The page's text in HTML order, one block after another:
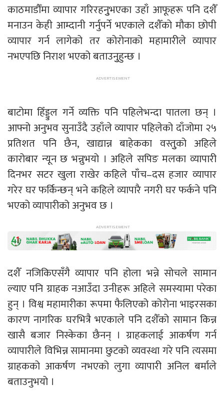
काठमाडौँमा व्यापार गरिरहनुुभएका उहाँ आफूहरू पनि दशैँ
मनाउन केही आम्दानी गर्नुपर्ने भएकाले दशैँको मौका छोपी
व्यापार गर्न लागेको तर कोरोनाको महामारीले व्यापार
नभएपछि निराश भएको बताउनुुहुन्छ ।
बाटोमा हिँड्डुल गर्ने व्यक्ति पनि पहिलेभन्दा पातला छन् ।
आफ्नो अनुभव सुनाउँदै उहाँले व्यापार पहिलेको दाँजोमा २५
प्रतिशत पनि छैन, खाद्यान्न बाहेकका वस्तुुको अहिले
कारोबार न्यून छ भन्नुभयो । अहिले सपिङ मलका व्यापारी
दिनभर सटर खुला राखेर कहिले पाँच–दस हजार व्यापार
गरेर घर फर्किन्छन् भने कहिले व्यापारै नगरी घर फर्कने पनि
भएको व्यापारीको अनुभव छ ।
दशैँ नजिकिएसँगै व्यापार पनि होला भन्ने सोचले सामान
ल्याए पनि ग्राहक नआउँदा उनीहरू अहिले समस्यामा परेका
हुन् । विश्व महामारीका रूपमा फैलिएको कोरोना भाइरसका
कारण नागरिक घरभित्रै भएकाले पनि दशैँको सामान किन्न
खासै बजार निस्केका छैनन् । ग्राहकलाई आकर्षण गर्न
व्यापारीले विभिन्न सामानमा छुटको व्यवस्था गरे पनि त्यसमा
ग्राहकको आकर्षण नभएको लुगा व्यापारी अनिल बर्माले
बताउनुभयो ।